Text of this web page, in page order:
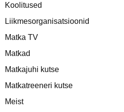
Koolitused
Liikmesorganisatsioonid
Matka TV
Matkad
Matkajuhi kutse
Matkatreeneri kutse
Meist